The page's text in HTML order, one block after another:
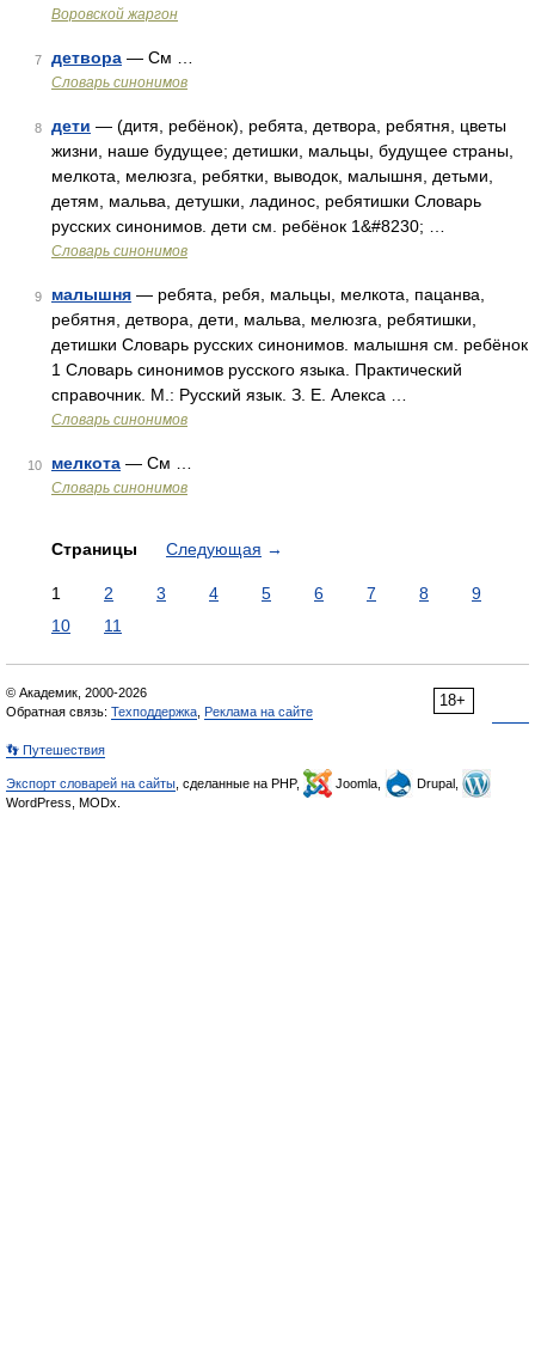
Воровской жаргон
7 детвора — См …
Словарь синонимов
8 дети — (дитя, ребёнок), ребята, детвора, ребятня, цветы
жизни, наше будущее; детишки, мальцы, будущее страны,
мелкота, мелюзга, ребятки, выводок, малышня, детьми,
детям, мальва, детушки, ладинос, ребятишки Словарь
русских синонимов. дети см. ребёнок 1&#8230; …
Словарь синонимов
9 малышня — ребята, ребя, мальцы, мелкота, пацанва,
ребятня, детвора, дети, мальва, мелюзга, ребятишки,
детишки Словарь русских синонимов. малышня см. ребёнок
1 Словарь синонимов русского языка. Практический
справочник. М.: Русский язык. З. Е. Алекса …
Словарь синонимов
10 мелкота — См …
Словарь синонимов
Страницы Следующая →
1 2 3 4 5 6 7 8
9
10
11
18+
© Академик, 2000-2026
Обратная связь: Техподдержка Реклама на сайте
👣 Путешествия
Экспорт словарей на сайты , сделанные на PHP, Joomla,
Drupal,
WordPress, MODx.